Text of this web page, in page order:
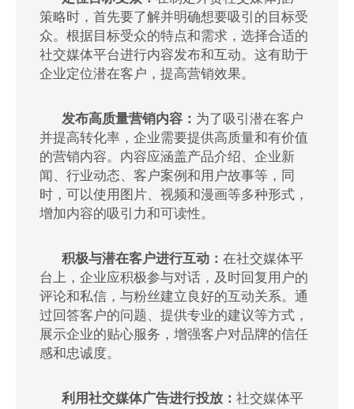
策略时，首先要了解并明确想要吸引的目标受
众。根据目标受众的特点和需求，选择合适的
社交媒体平台进行内容发布和互动。这有助于
企业定位潜在客户，提高营销效果。
发布高质量营销内容： 为了吸引潜在客户
并提高转化率，企业需要提供高质量和有价值
的营销内容。内容应涵盖产品介绍、企业新
闻、行业动态、客户案例和用户故事等，同
时，可以使用图片、视频和漫画等多种形式，
增加内容的吸引力和可读性。
积极与潜在客户进行互动： 在社交媒体平
台上，企业应积极参与对话，及时回复用户的
评论和私信，与粉丝建立良好的互动关系。通
过回答客户的问题、提供专业的建议等方式，
展示企业的贴心服务，增强客户对品牌的信任
感和忠诚度。
利用社交媒体广告进行投放： 社交媒体平